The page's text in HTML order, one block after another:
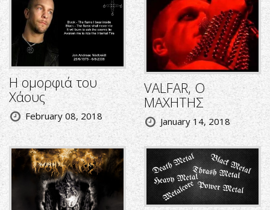
Η ομορφιά του
Χάους
February 08, 2018
VALFAR, Ο
ΜΑΧΗΤΗΣ
January 14, 2018